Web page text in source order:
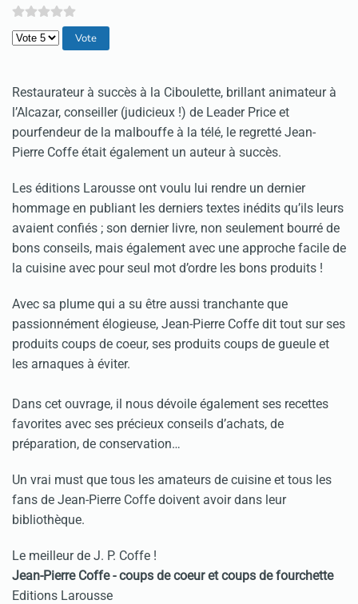
Veuillez voter
Restaurateur à succès à la Ciboulette, brillant animateur à
l’Alcazar, conseiller (judicieux !) de Leader Price et
pourfendeur de la malbouffe à la télé, le regretté Jean-
Pierre Coffe était également un auteur à succès.
Les éditions Larousse ont voulu lui rendre un dernier
hommage en publiant les derniers textes inédits qu’ils leurs
avaient confiés ; son dernier livre, non seulement bourré de
bons conseils, mais également avec une approche facile de
la cuisine avec pour seul mot d’ordre les bons produits !
Avec sa plume qui a su être aussi tranchante que
passionnément élogieuse, Jean-Pierre Coffe dit tout sur ses
produits coups de coeur, ses produits coups de gueule et
les arnaques à éviter.
Dans cet ouvrage, il nous dévoile également ses recettes
favorites avec ses précieux conseils d’achats, de
préparation, de conservation…
Un vrai must que tous les amateurs de cuisine et tous les
fans de Jean-Pierre Coffe doivent avoir dans leur
bibliothèque.
Le meilleur de J. P. Coffe !
Jean-Pierre Coffe - coups de coeur et coups de fourchette
Editions Larousse